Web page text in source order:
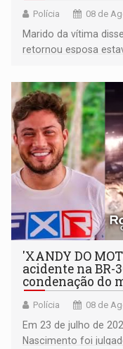
Polícia 08 de
Marido da vítima
retornou esposa
'XANDY DO
acidente na BR-
condenação do
Polícia 08 de
Em 23 de julho de
Nascimento foi